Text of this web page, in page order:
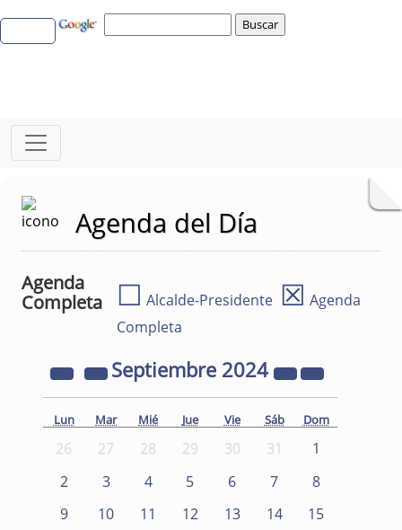
Agenda del Día
Agenda
Completa
☐ Alcalde-Presidente ☒ Agenda
Completa
Septiembre 2024
Lun Mar Mié Jue Vie Sáb Dom
26 27 28 29 30 31
1
2
3 4 5 6 7
8
9
10 11 12 13 14
15